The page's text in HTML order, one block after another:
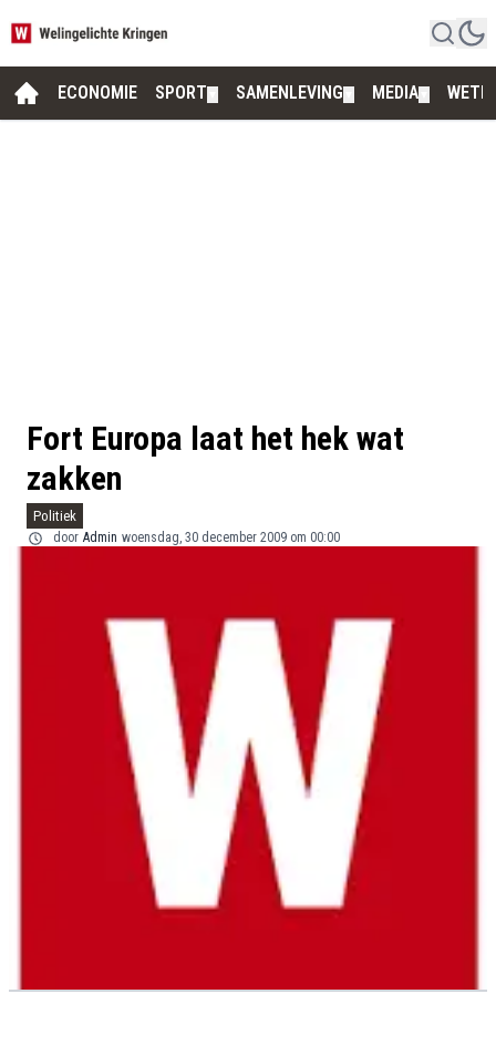
ECONOMIE SPORT SAMENLEVING MEDIA
Fort Europa laat het hek wat
zakken
Politiek
door Admin woensdag, 30 december 2009 om 00:00